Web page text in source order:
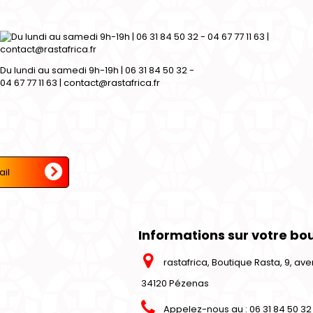
Du lundi au samedi 9h-19h | 06 31 84 50 32 -
04 67 77 11 63 | contact@rastafrica.fr
Informations sur votre
rastafrica, Boutique Rasta, 9,
34120 Pézenas
Appelez-nous au :06 31 84 50